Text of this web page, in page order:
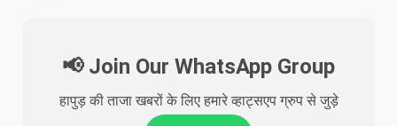
📢 Join Our WhatsApp Group
हापुड़ की ताजा खबरों के लिए हमारे व्हाट्सएप ग्रुप से जुड़े